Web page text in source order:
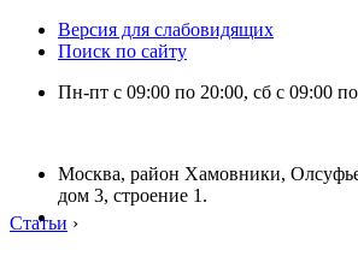
Версия для слабовидящих
Поиск по сайту
Пн-пт с 09:00 по 20:00, сб с 09:00
Москва, район Хамовники,
дом 3, строение 1.
Статьи ›